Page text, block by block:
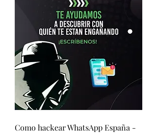
Como hackear WhatsApp España -